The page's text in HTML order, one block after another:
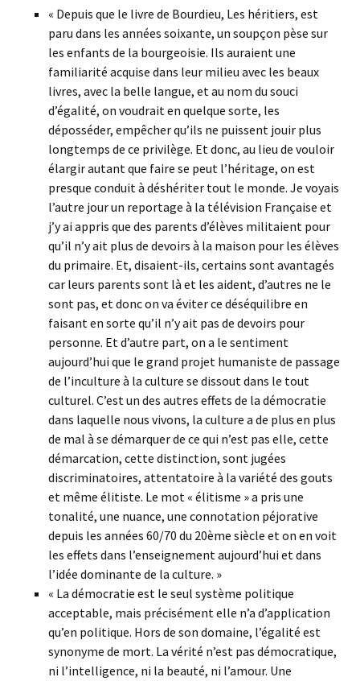
« Depuis que le livre de Bourdieu, Les héritiers, est
paru dans les années soixante, un soupçon pèse sur
les enfants de la bourgeoisie. Ils auraient une
familiarité acquise dans leur milieu avec les beaux
livres, avec la belle langue, et au nom du souci
d’égalité, on voudrait en quelque sorte, les
déposséder, empêcher qu’ils ne puissent jouir plus
longtemps de ce privilège. Et donc, au lieu de vouloir
élargir autant que faire se peut l’héritage, on est
presque conduit à déshériter tout le monde. Je voyais
l’autre jour un reportage à la télévision Française et
j’y ai appris que des parents d’élèves militaient pour
qu’il n’y ait plus de devoirs à la maison pour les élèves
du primaire. Et, disaient-ils, certains sont avantagés
car leurs parents sont là et les aident, d’autres ne le
sont pas, et donc on va éviter ce déséquilibre en
faisant en sorte qu’il n’y ait pas de devoirs pour
personne. Et d’autre part, on a le sentiment
aujourd’hui que le grand projet humaniste de passage
de l’inculture à la culture se dissout dans le tout
culturel. C’est un des autres effets de la démocratie
dans laquelle nous vivons, la culture a de plus en plus
de mal à se démarquer de ce qui n’est pas elle, cette
démarcation, cette distinction, sont jugées
discriminatoires, attentatoire à la variété des gouts
et même élitiste. Le mot « élitisme » a pris une
tonalité, une nuance, une connotation péjorative
depuis les années 60/70 du 20ème siècle et on en voit
les effets dans l’enseignement aujourd’hui et dans
l’idée dominante de la culture. »
« La démocratie est le seul système politique
acceptable, mais précisément elle n’a d’application
qu’en politique. Hors de son domaine, l’égalité est
synonyme de mort. La vérité n’est pas démocratique,
ni l’intelligence, ni la beauté, ni l’amour. Une